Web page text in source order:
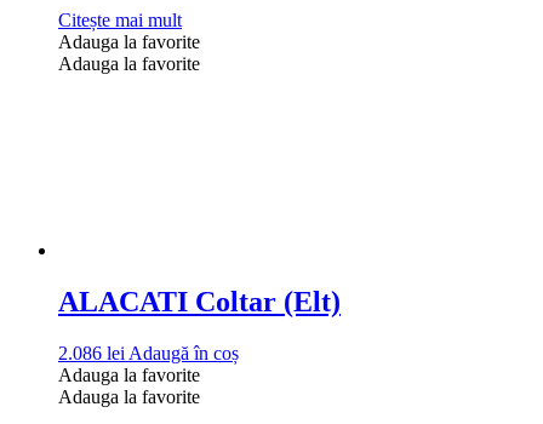
Citește mai mult
Adauga la favorite
Adauga la favorite
ALACATI Coltar (Elt)
2.086 lei Adaugă în coș
Adauga la favorite
Adauga la favorite